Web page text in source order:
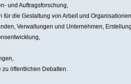
und Auftragsforschung,
für die Gestaltung von Arbeit und
Verwaltungen und Unternehmen,
öffentlichen Debatten.